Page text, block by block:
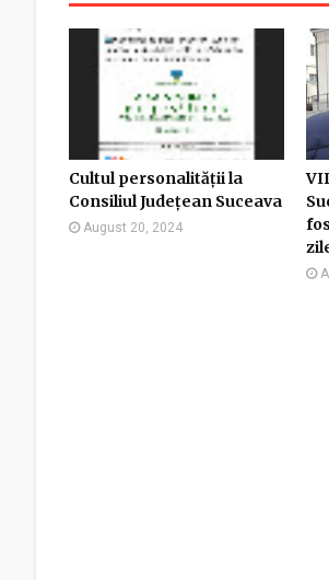
Cultul personalității la
Consiliul Județean Suceava
August 20, 2024